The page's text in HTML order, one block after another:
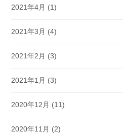
2021年4月 (1)
2021年3月 (4)
2021年2月 (3)
2021年1月 (3)
2020年12月 (11)
2020年11月 (2)